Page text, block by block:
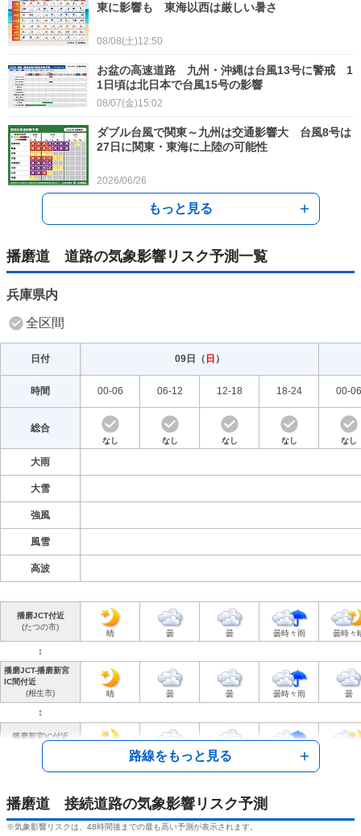
もっと見る
東に影響も 東海以西は厳しい暑さ
08/08(土)12:50
お盆の高速道路 九州・沖縄は台風13号に警戒 1
1日頃は北日本で台風15号の影響
08/07(金)15:02
ダブル台風で関東～九州は交通影響大 台風8号は
27日に関東・東海に上陸の可能性
2026/06/26
台風6号 2日～3日は関東～九州の太平洋側で雨量
多くなるおそれ 交通への影響も
2026/06/01
列車の遅れや運休も 東北は9日暴風警戒
2026/05/08
気象予報士の解説をもっと見る
播磨道 道路の気象影響リスク予測一覧
兵庫県内
全区間
路線をもっと見る
日付 09日（ 日 ）
時間 00-06 06-12 12-18 18-24 00-06
総合
なし なし なし なし なし
大雨
大雪
強風
風雪
高波
播磨JCT付近
(たつの市)
晴 曇 曇 曇時々雨 曇時々
↕︎
播磨JCT-播磨新宮
IC間付近
(相生市)
晴 曇 曇 曇時々雨 曇
↕︎
播磨新宮IC付近
(たつの市)
曇 曇 曇時々雨
宍粟JCT付近
(宍粟市)
曇 雨時々曇
播磨道 接続道路の気象影響リスク予測
※気象影響リスクは、48時間後までの最も高い予測が表示されます。